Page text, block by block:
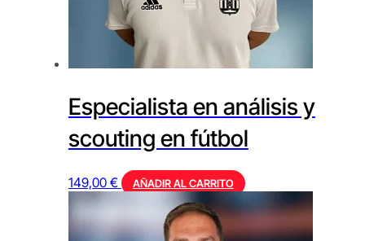
Especialista en análisis y
scouting en fútbol
149,00 € AÑADIR AL CARRITO